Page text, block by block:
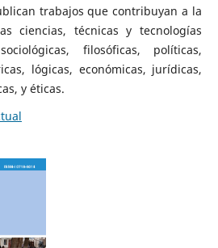
trabajos que contribuyan a la
ciencias, técnicas y tecnologías
filosóficas, políticas,
lógicas, económicas, jurídicas,
y éticas.